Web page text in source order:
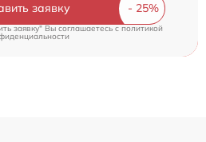
заявку
заявку" Вы соглашаетесь c политикой